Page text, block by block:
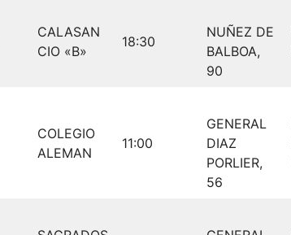
CALASAN
CIO «B»
18:30
NUÑEZ DE
BALBOA,
90
COLEGIO
ALEMAN
11:00
GENERAL
DIAZ
PORLIER,
56